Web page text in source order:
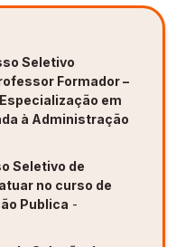
Seletivo
Formador –
em
à Administração
Seletivo de
no curso de
Publica -